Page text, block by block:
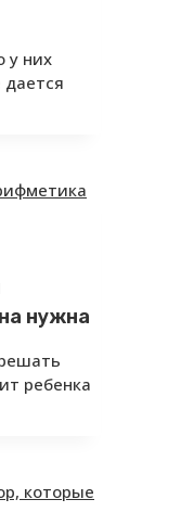
у них
нужна
ребенка